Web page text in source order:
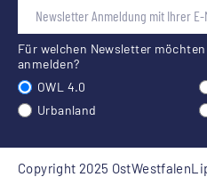
Für welchen Newsletter
anmelden?
OWL 4.0
Urbanland
Copyright 2025